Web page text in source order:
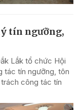
tín ngưỡng,
Lắk tổ chức Hội
tác tín ngưỡng, tôn
công tác tín